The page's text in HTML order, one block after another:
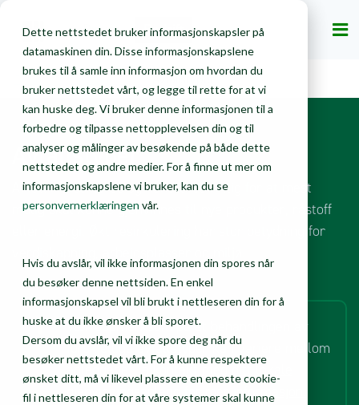
Dette nettstedet bruker informasjonskapsler på
datamaskinen din. Disse informasjonskapslene
brukes til å samle inn informasjon om hvordan du
bruker nettstedet vårt, og legge til rette for at vi
kan huske deg. Vi bruker denne informasjonen til a
forbedre og tilpasse nettopplevelsen din og til
analyser og målinger av besøkende på både dette
nettstedet og andre medier. For å finne ut mer om
informasjonskapslene vi bruker, kan du se
personvernerklæringen vår.
Hvis du avslår, vil ikke informasjonen din spores når
du besøker denne nettsiden. En enkel
informasjonskapsel vil bli brukt i nettleseren din for å
huske at du ikke ønsker å bli sporet.
Dersom du avslår, vil vi ikke spore deg når du
besøker nettstedet vårt. For å kunne respektere
ønsket ditt, må vi likevel plassere en eneste cookie-
fil i nettleseren din for at våre systemer skal kunne
Privat Bedrift
Bedrift Gjenvinning Avfallstyper
Avfallstyper
Avfall må sorteres og håndteres riktig for at mest
mulig skal kunne gjenvinnes til nye produkter, råstoff
eller energi. Økt resirkulering har stor betydning for
Vær oppmerksom på at behandlingen av
forskjellige avfallstyper kan variere mellom
anleggene.Ta kontakt med ditt lokale
gjenvinningsanlegg for mer informasjon.